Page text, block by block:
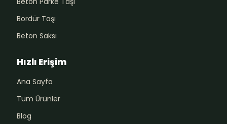
Bordür Taşı
Beton Saksı
Hızlı Erişim
Ana Sayfa
Tüm Ürünler
Blog